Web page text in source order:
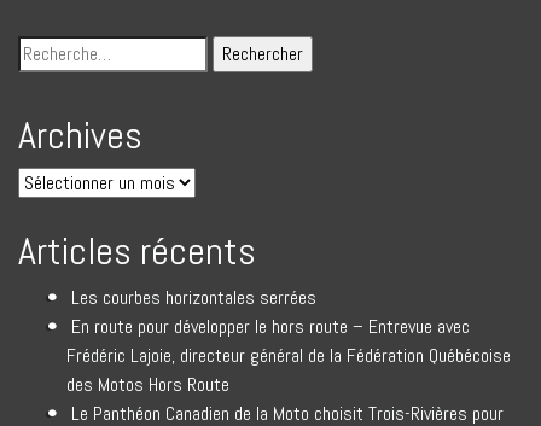
Archives
Articles récents
Les courbes horizontales serrées
En route pour développer le hors route – Entrevue avec
Frédéric Lajoie, directeur général de la Fédération Québécoise
des Motos Hors Route
Le Panthéon Canadien de la Moto choisit Trois-Rivières pour